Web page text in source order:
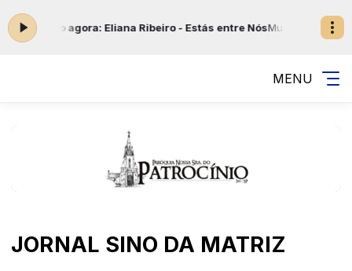
- Tocando agora: Eliana Ribeiro - Estás entre NósMusicas
MENU
JORNAL SINO DA MATRIZ